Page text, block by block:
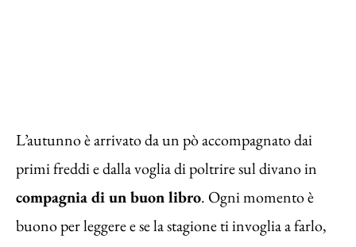
L’autunno è arrivato da un pò accompagnato dai
primi freddi e dalla voglia di poltrire sul divano in
compagnia di un buon libro. Ogni momento è
buono per leggere e se la stagione ti invoglia a farlo,